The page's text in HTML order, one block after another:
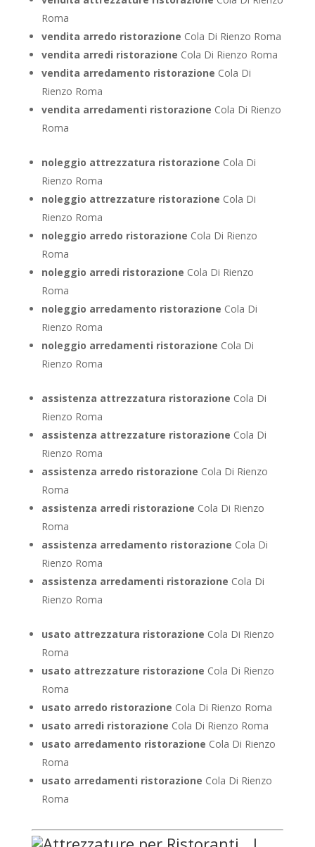
Roma
vendita arredo ristorazione Cola Di Rienzo Roma
vendita arredi ristorazione Cola Di Rienzo Roma
vendita arredamento ristorazione Cola Di
Rienzo Roma
vendita arredamenti ristorazione Cola Di Rienzo
Roma
noleggio attrezzatura ristorazione Cola Di
Rienzo Roma
noleggio attrezzature ristorazione Cola Di
Rienzo Roma
noleggio arredo ristorazione Cola Di Rienzo
Roma
noleggio arredi ristorazione Cola Di Rienzo
Roma
noleggio arredamento ristorazione Cola Di
Rienzo Roma
noleggio arredamenti ristorazione Cola Di
Rienzo Roma
assistenza attrezzatura ristorazione Cola Di
Rienzo Roma
assistenza attrezzature ristorazione Cola Di
Rienzo Roma
assistenza arredo ristorazione Cola Di Rienzo
Roma
assistenza arredi ristorazione Cola Di Rienzo
Roma
assistenza arredamento ristorazione Cola Di
Rienzo Roma
assistenza arredamenti ristorazione Cola Di
Rienzo Roma
usato attrezzatura ristorazione Cola Di Rienzo
Roma
usato attrezzature ristorazione Cola Di Rienzo
Roma
usato arredo ristorazione Cola Di Rienzo Roma
usato arredi ristorazione Cola Di Rienzo Roma
usato arredamento ristorazione Cola Di Rienzo
Roma
usato arredamenti ristorazione Cola Di Rienzo
Roma